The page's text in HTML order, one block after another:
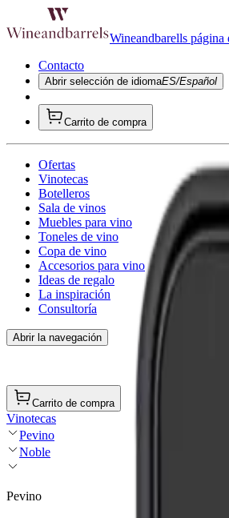
Wineandbarells página
Contacto
Abrir selección de idiomaES/Español
Carrito de compra
Ofertas
Vinotecas
Botelleros
Sala de vinos
Muebles para vino
Toneles de vino
Copa de vino
Accesorios para vino
Ideas de regalo
La inspiración
Consultoría
Abrir la navegación
Carrito de compra
Vinotecas
Pevino
Noble
Pevino